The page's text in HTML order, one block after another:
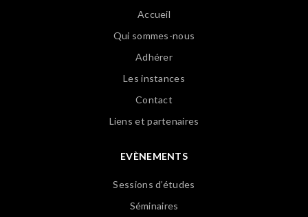
Accueil
Qui sommes-nous
Adhérer
Les instances
Contact
Liens et partenaires
EVÈNEMENTS
Sessions d’études
Séminaires